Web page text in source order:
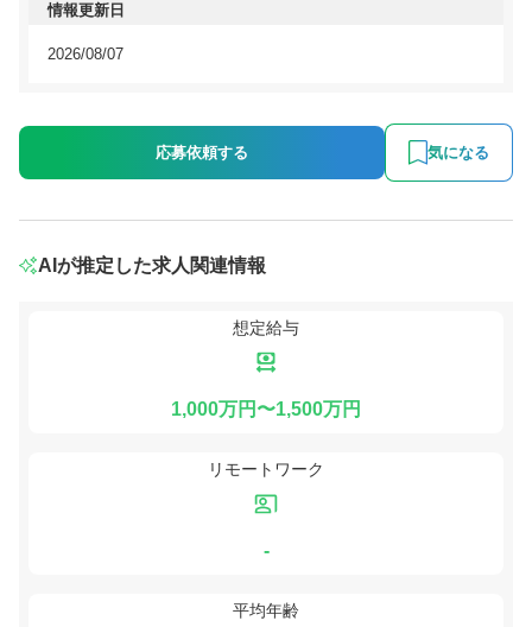
情報更新日
2026/08/07
応募依頼する 気になる
AIが推定した求人関連情報
想定給与
1,000万円〜1,500万円
リモートワーク
-
平均年齢